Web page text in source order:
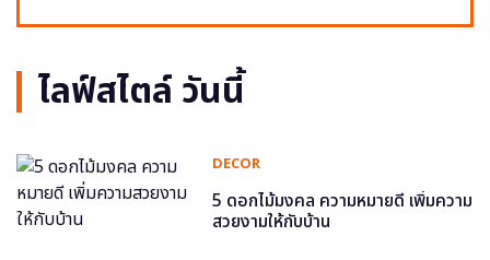
ไลฟ์สไตล์ วันนี้
DECOR
5 ดอกไม้มงคล ความหมายดี เพิ่มความ
สวยงามให้กับบ้าน